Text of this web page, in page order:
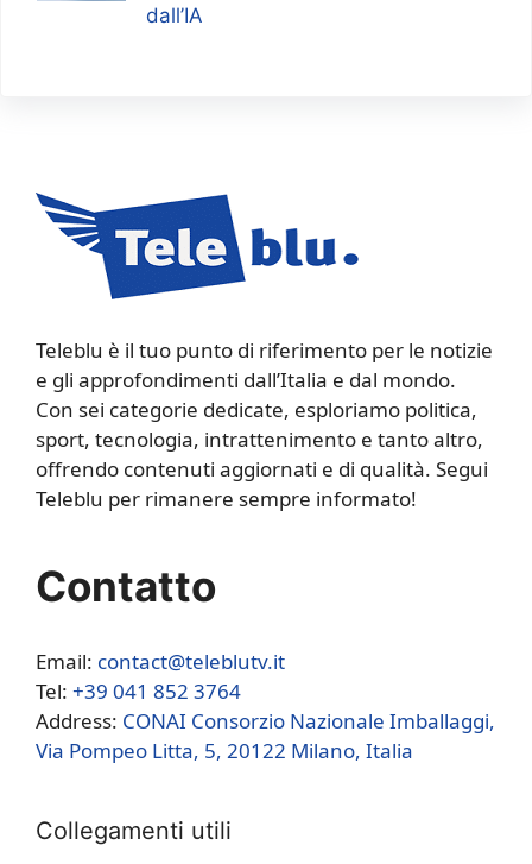
dall’IA
Teleblu è il tuo punto di riferimento per le notizie
e gli approfondimenti dall’Italia e dal mondo.
Con sei categorie dedicate, esploriamo politica,
sport, tecnologia, intrattenimento e tanto altro,
offrendo contenuti aggiornati e di qualità. Segui
Teleblu per rimanere sempre informato!
Contatto
Email: contact@teleblutv.it
Tel: +39 041 852 3764
Address: CONAI Consorzio Nazionale Imballaggi,
Via Pompeo Litta, 5, 20122 Milano, Italia
Collegamenti utili